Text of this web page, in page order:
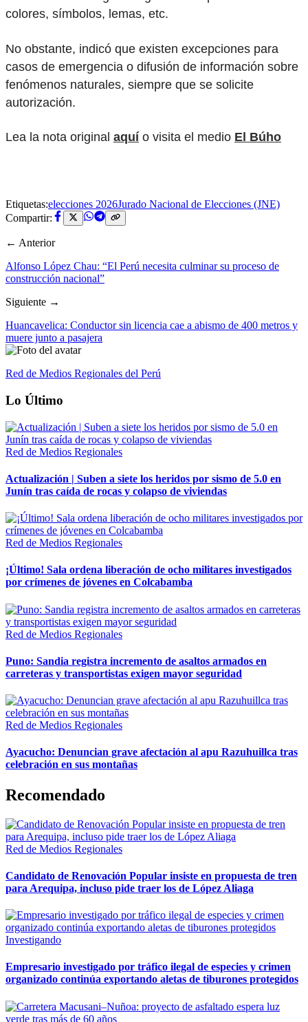
colores, símbolos, lemas, etc.
No obstante, indicó que existen excepciones para
casos de emergencia o difusión de información sobre
fenómenos naturales, siempre que se solicite
autorización.
Lea la nota original aquí o visita el medio El Búho
Etiquetas:elecciones 2026Jurado Nacional de Elecciones (JNE)
Compartir:
← Anterior
Alfonso López Chau: “El Perú necesita culminar su proceso de
construcción nacional”
Siguiente →
Huancavelica: Conductor sin licencia cae a abismo de 400 metros y
muere junto a pasajera
Red de Medios Regionales del Perú
Lo Último
Red de Medios Regionales
Actualización | Suben a siete los heridos por sismo de 5.0 en
Junín tras caída de rocas y colapso de viviendas
Red de Medios Regionales
¡Último! Sala ordena liberación de ocho militares investigados
por crímenes de jóvenes en Colcabamba
Red de Medios Regionales
Puno: Sandia registra incremento de asaltos armados en
carreteras y transportistas exigen mayor seguridad
Red de Medios Regionales
Ayacucho: Denuncian grave afectación al apu Razuhuillca tras
celebración en sus montañas
Recomendado
Red de Medios Regionales
Candidato de Renovación Popular insiste en propuesta de tren
para Arequipa, incluso pide traer los de López Aliaga
Investigando
Empresario investigado por tráfico ilegal de especies y crimen
organizado continúa exportando aletas de tiburones protegidos